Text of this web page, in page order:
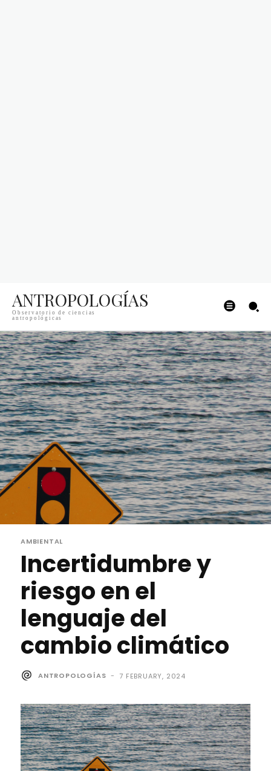
ANTROPOLOGÍAS
Observatorio de ciencias
antropológicas
AMBIENTAL
Incertidumbre y
riesgo en el
lenguaje del
cambio climático
ANTROPOLOGÍAS - 7 FEBRUARY, 2024